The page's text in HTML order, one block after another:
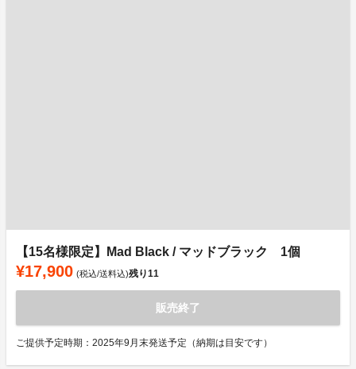
【15名様限定】Mad Black / マッドブラック 1個
¥17,900 (税込/送料込)残り11
販売終了
ご提供予定時期：2025年9月末発送予定（納期は目安です）